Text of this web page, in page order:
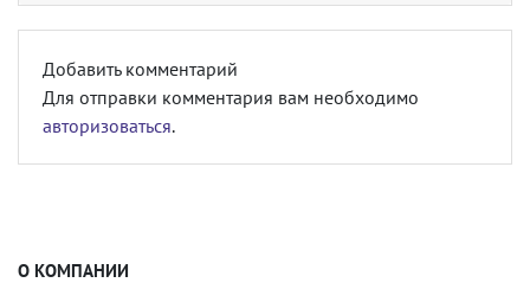
Добавить комментарий
Для отправки комментария вам необходимо
авторизоваться.
О КОМПАНИИ